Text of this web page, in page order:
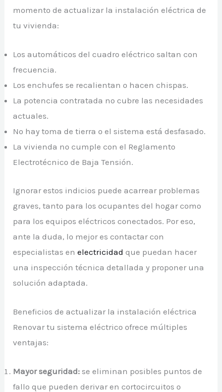
momento de actualizar la instalación eléctrica de
tu vivienda:
Los automáticos del cuadro eléctrico saltan con
frecuencia.
Los enchufes se recalientan o hacen chispas.
La potencia contratada no cubre las necesidades
actuales.
No hay toma de tierra o el sistema está desfasado.
La vivienda no cumple con el Reglamento
Electrotécnico de Baja Tensión.
Ignorar estos indicios puede acarrear problemas
graves, tanto para los ocupantes del hogar como
para los equipos eléctricos conectados. Por eso,
ante la duda, lo mejor es contactar con
especialistas en electricidad que puedan hacer
una inspección técnica detallada y proponer una
solución adaptada.
Beneficios de actualizar la instalación eléctrica
Renovar tu sistema eléctrico ofrece múltiples
ventajas:
Mayor seguridad: se eliminan posibles puntos de
fallo que pueden derivar en cortocircuitos o